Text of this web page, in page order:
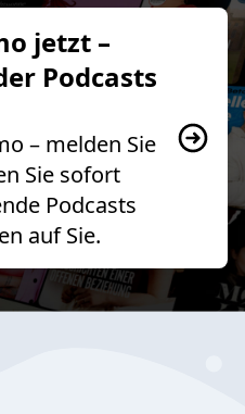
jetzt –
Podcasts
– melden Sie
Sie sofort
Podcasts
auf Sie.